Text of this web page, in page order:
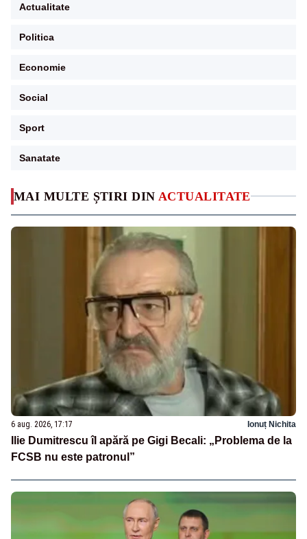
MAI MULTE ȘTIRI DIN ACTUALITATE
6 aug. 2026, 17:17 Ionuț Nichita
Ilie Dumitrescu îl apără pe Gigi Becali: „Problema de la
FCSB nu este patronul”
Actualitate
Politica
Economie
Social
Sport
Sanatate